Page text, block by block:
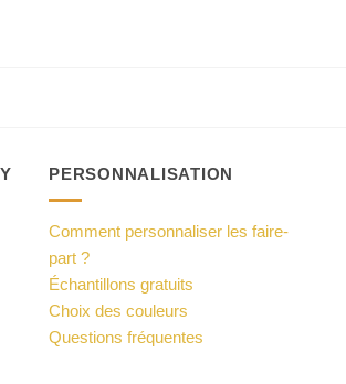
PERSONNALISATION
Comment personnaliser les faire-
part ?
Échantillons gratuits
Choix des couleurs
Questions fréquentes